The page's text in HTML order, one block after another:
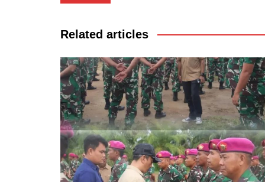
pos
Related articles